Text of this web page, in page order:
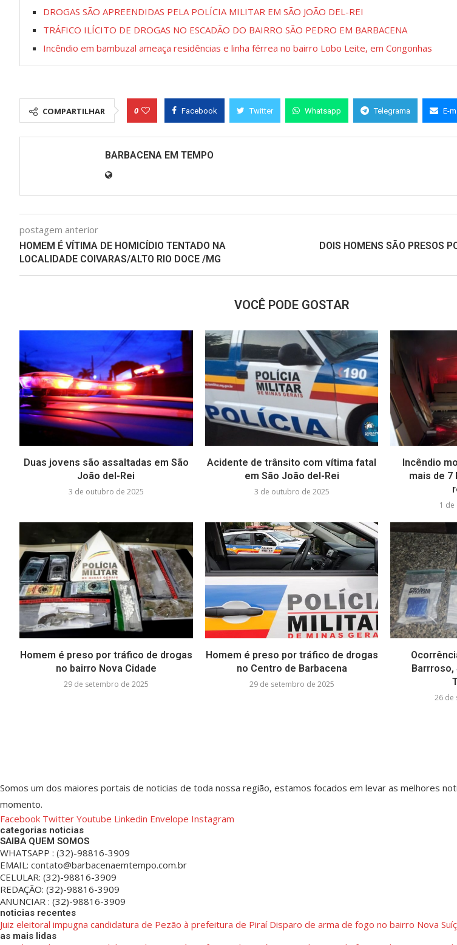
DROGAS SÃO APREENDIDAS PELA POLÍCIA MILITAR EM SÃO JOÃO DEL-REI
TRÁFICO ILÍCITO DE DROGAS NO ESCADÃO DO BAIRRO SÃO PEDRO EM BARBACENA
Incêndio em bambuzal ameaça residências e linha férrea no bairro Lobo Leite, em Congonhas
COMPARTILHAR 0 Facebook Twitter Whatsapp Telegrama E-
BARBACENA EM TEMPO
postagem anterior
HOMEM É VÍTIMA DE HOMICÍDIO TENTADO NA
LOCALIDADE COIVARAS/ALTO RIO DOCE /MG
DOIS HOMENS SÃO PRESOS
VOCÊ PODE GOSTAR
Duas jovens são assaltadas em São
João del-Rei
3 de outubro de 2025
Acidente de trânsito com vítima fatal
em São João del-Rei
3 de outubro de 2025
Incêndio
mais de 7
1 de
Homem é preso por tráfico de drogas
no bairro Nova Cidade
29 de setembro de 2025
Homem é preso por tráfico de drogas
no Centro de Barbacena
29 de setembro de 2025
Barrroso,
26 de
Somos um dos maiores portais de noticias de toda nossa região, estamos focados em levar as melhores
momento.
Facebook Twitter Youtube Linkedin Envelope Instagram
categorias noticias
SAIBA QUEM SOMOS
WHATSAPP : (32)-98816-3909
EMAIL: contato@barbacenaemtempo.com.br
CELULAR: (32)-98816-3909
REDAÇÃO: (32)-98816-3909
ANUNCIAR : (32)-98816-3909
noticias recentes
Juiz eleitoral impugna candidatura de Pezão à prefeitura de Piraí Disparo de arma de fogo no bairro Nova
as mais lidas